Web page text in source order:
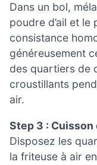
Dans un bol,
poudre d’ail et le
consistance
généreusement
des quartiers de
croustillants
air.
Step 3 :
Disposez les
la friteuse à air